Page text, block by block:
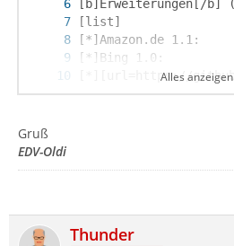
Alles anzeigen
Gruß
EDV-Oldi
Thunder